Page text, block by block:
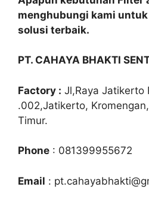
menghubungi kami
solusi terbaik.
PT. CAHAYA BHAKTI
Factory : Jl,Raya Jatikerto
.002,Jatikerto,
Timur.
Phone : 081399955672
Email :